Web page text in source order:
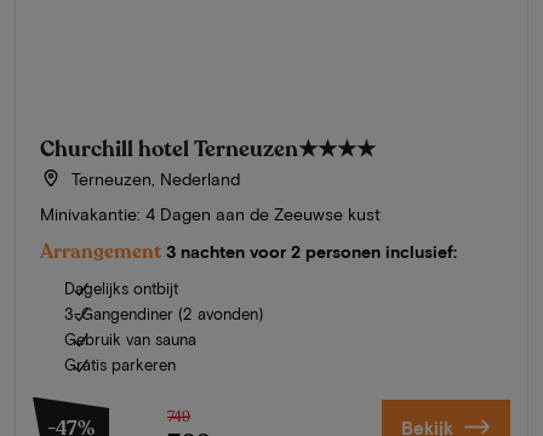
Churchill hotel Terneuzen★★★★
Terneuzen, Nederland
Minivakantie: 4 Dagen aan de Zeeuwse kust
Arrangement 3 nachten voor 2 personen inclusief:
Dagelijks ontbijt
3-Gangendiner (2 avonden)
Gebruik van sauna
Gratis parkeren
-47% 749 Bekijk